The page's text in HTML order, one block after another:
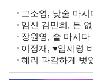
고소영, 낮술 마
임신 김민희, 돈
장원영, 술 마시
이정재, ♥임세령
혜리 과감하게 벗